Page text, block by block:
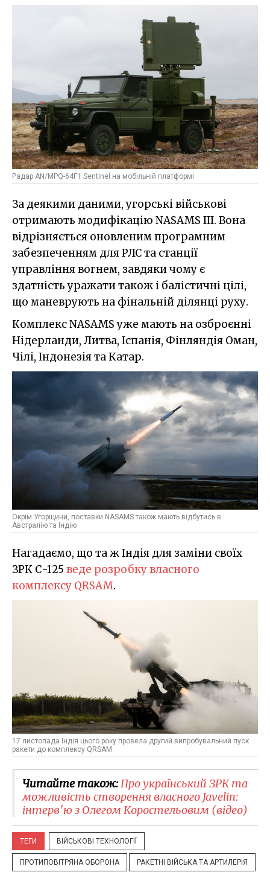
Радар AN/MPQ-64F1 Sentinel на мобільній платформі
За деякими даними, угорські військові
отримають модифікацію NASAMS III. Вона
відрізняється оновленим програмним
забезпеченням для РЛС та станції
управління вогнем, завдяки чому є
здатність уражати також і балістичні цілі,
що маневрують на фінальній ділянці руху.
Комплекс NASAMS уже мають на озброєнні
Нідерланди, Литва, Іспанія, Фінляндія Оман,
Чілі, Індонезія та Катар.
Окрім Угорщини, поставки NASAMS також мають відбутись в
Австралію та Індію
Нагадаємо, що та ж Індія для заміни своїх
ЗРК С-125 веде розробку власного
комплексу QRSAM.
17 листопада Індія цього року провела другий випробувальний пуск
ракети до комплексу QRSAM
Читайте також:​Про український ЗРК та
можливість створення власного Javelin:
інтерв'ю з Олегом Коростельовим (відео)
ТЕГИ ВІЙСЬКОВІ ТЕХНОЛОГІЇ
ПРОТИПОВІТРЯНА ОБОРОНА РАКЕТНІ ВІЙСЬКА ТА АРТИЛЕРІЯ